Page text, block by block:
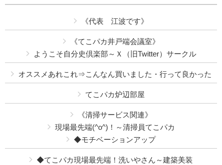
《代表 江波です》
《てこパカ井戸端会議室》
ようこそ自分史倶楽部～Ｘ（旧Twitter）サークル
オススメあれこれ⇒こんなん買いました・行って良かった
てこパカ炉辺部屋
《清掃サービス関連》
現場最先端(^o^)！～清掃員てこパカ
◆モチベーションアップ
◆てこパカ現場最先端！洗いやさん～建築美装